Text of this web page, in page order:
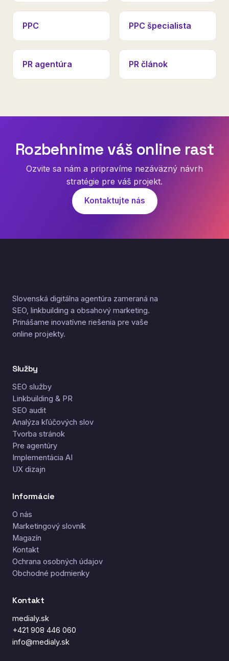
PPC PPC špecialista
PR agentúra PR článok
Rozbehnime váš online rast
Ozvite sa nám a pripravíme nezáväzný návrh
stratégie pre váš projekt.
Kontaktujte nás
Slovenská digitálna agentúra zameraná na
SEO, linkbuilding a obsahový marketing.
Prinášame inovatívne riešenia pre vaše
online projekty.
Služby
SEO služby
Linkbuilding & PR
SEO audit
Analýza kľúčových slov
Tvorba stránok
Pre agentúry
Implementácia AI
UX dizajn
Informácie
O nás
Marketingový slovník
Magazín
Kontakt
Ochrana osobných údajov
Obchodné podmienky
Kontakt
medialy.sk
+421 908 446 060
info@medialy.sk